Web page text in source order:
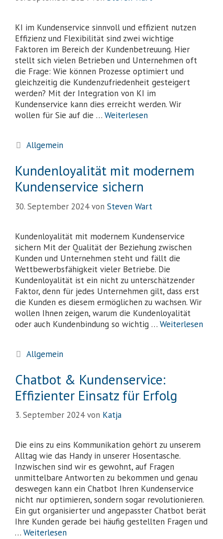
KI im Kundenservice sinnvoll und effizient nutzen
Effizienz und Flexibilität sind zwei wichtige
Faktoren im Bereich der Kundenbetreuung. Hier
stellt sich vielen Betrieben und Unternehmen oft
die Frage: Wie können Prozesse optimiert und
gleichzeitig die Kundenzufriedenheit gesteigert
werden? Mit der Integration von KI im
Kundenservice kann dies erreicht werden. Wir
wollen für Sie auf die … Weiterlesen
Allgemein
Kundenloyalität mit modernem
Kundenservice sichern
30. September 2024 von Steven Wart
Kundenloyalität mit modernem Kundenservice
sichern Mit der Qualität der Beziehung zwischen
Kunden und Unternehmen steht und fällt die
Wettbewerbsfähigkeit vieler Betriebe. Die
Kundenloyalität ist ein nicht zu unterschätzender
Faktor, denn für jedes Unternehmen gilt, dass erst
die Kunden es diesem ermöglichen zu wachsen. Wir
wollen Ihnen zeigen, warum die Kundenloyalität
oder auch Kundenbindung so wichtig … Weiterlesen
Allgemein
Chatbot & Kundenservice:
Effizienter Einsatz für Erfolg
3. September 2024 von Katja
Die eins zu eins Kommunikation gehört zu unserem
Alltag wie das Handy in unserer Hosentasche.
Inzwischen sind wir es gewohnt, auf Fragen
unmittelbare Antworten zu bekommen und genau
deswegen kann ein Chatbot Ihren Kundenservice
nicht nur optimieren, sondern sogar revolutionieren.
Ein gut organisierter und angepasster Chatbot berät
Ihre Kunden gerade bei häufig gestellten Fragen und
… Weiterlesen